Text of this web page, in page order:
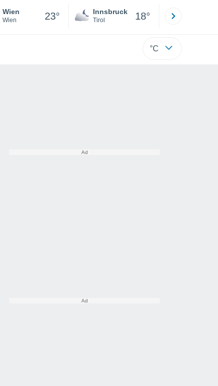
Wien
Wien 23° Innsbruck
Tirol 18°
°C